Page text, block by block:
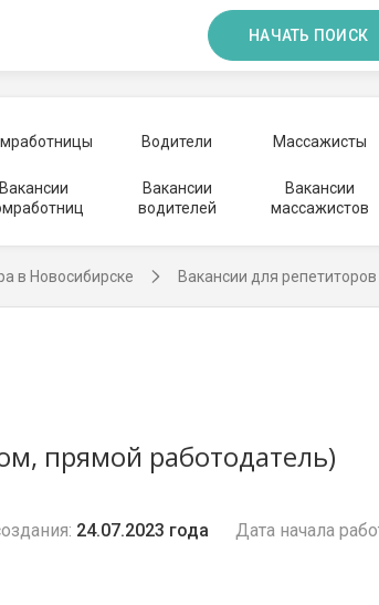
НАЧАТЬ ПОИСК
Водители Массажисты
Вакансии
Вакансии
водителей
Вакансии
массажистов
в Новосибирске Вакансии для
прямой работодатель)
24.07.2023 года Дата начала